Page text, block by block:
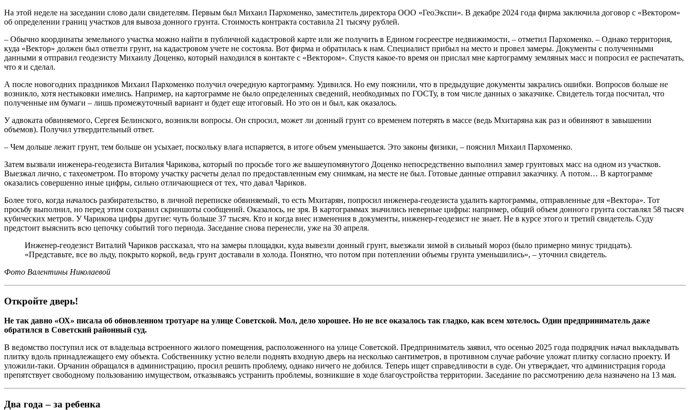
На этой неделе на заседании слово дали свидетелям. Первым был Михаил Пархоменко, заместитель директора ООО «ГеоЭкспи». В декабре 2024 года фирма заключила договор с «Вектором»
об определении границ участков для вывоза донного грунта. Стоимость контракта составила 21 тысячу рублей.
– Обычно координаты земельного участка можно найти в публичной кадастровой карте или же получить в Едином госреестре недвижимости, – отметил Пархоменко. – Однако территория,
куда «Вектор» должен был отвезти грунт, на кадастровом учете не состояла. Вот фирма и обратилась к нам. Специалист прибыл на место и провел замеры. Документы с полученными
данными я отправил геодезисту Михаилу Доценко, который находился в контакте с «Вектором». Спустя какое-то время он прислал мне картограмму земляных масс и попросил ее распечатать,
что я и сделал.
А после новогодних праздников Михаил Пархоменко получил очередную картограмму. Удивился. Но ему пояснили, что в предыдущие документы закрались ошибки. Вопросов больше не
возникло, хотя нестыковки имелись. Например, на картограмме не было определенных сведений, необходимых по ГОСТу, в том числе данных о заказчике. Свидетель тогда посчитал, что
полученные им бумаги – лишь промежуточный вариант и будет еще итоговый. Но это он и был, как оказалось.
У адвоката обвиняемого, Сергея Белинского, возникли вопросы. Он спросил, может ли донный грунт со временем потерять в массе (ведь Мхитаряна как раз и обвиняют в завышении
объемов). Получил утвердительный ответ.
– Чем дольше лежит грунт, тем больше он усыхает, поскольку влага испаряется, в итоге объем уменьшается. Это законы физики, – пояснил Михаил Пархоменко.
Затем вызвали инженера-геодезиста Виталия Чарикова, который по просьбе того же вышеупомянутого Доценко непосредственно выполнил замер грунтовых масс на одном из участков.
Выезжал лично, с тахеометром. По второму участку расчеты делал по предоставленным ему снимкам, на месте не был. Готовые данные отправил заказчику. А потом… В картограмме
оказались совершенно иные цифры, сильно отличающиеся от тех, что давал Чариков.
Более того, когда началось разбирательство, в личной переписке обвиняемый, то есть Мхитарян, попросил инженера-геодезиста удалить картограммы, отправленные для «Вектора». Тот
просьбу выполнил, но перед этим сохранил скриншоты сообщений. Оказалось, не зря. В картограммах значились неверные цифры: например, общий объем донного грунта составлял 58 тысяч
кубических метров. У Чарикова цифры другие: чуть больше 37 тысяч. Кто и когда внес изменения в документы, инженер-геодезист не знает. Не в курсе этого и третий свидетель. Суду
предстоит выяснить всю цепочку событий того периода. Заседание снова перенесли, уже на 30 апреля.
Инженер-геодезист Виталий Чариков рассказал, что на замеры площадки, куда вывезли донный грунт, выезжали зимой в сильный мороз (было примерно минус тридцать).
«Представьте, все во льду, покрыто коркой, ведь грунт доставали в холода. Понятно, что потом при потеплении объемы грунта уменьшились», – уточнил свидетель.
Фото Валентины Николаевой
Откройте дверь!
Не так давно «ОХ» писала об обновленном тротуаре на улице Советской. Мол, дело хорошее. Но не все оказалось так гладко, как всем хотелось. Один предприниматель даже
обратился в Советский районный суд.
В ведомство поступил иск от владельца встроенного жилого помещения, расположенного на улице Советской. Предприниматель заявил, что осенью 2025 года подрядчик начал выкладывать
плитку вдоль принадлежащего ему объекта. Собственнику устно велели поднять входную дверь на несколько сантиметров, в противном случае рабочие уложат плитку согласно проекту. И
уложили-таки. Орчанин обращался в администрацию, просил решить проблему, однако ничего не добился. Теперь ищет справедливости в суде. Он утверждает, что администрация города
препятствует свободному пользованию имуществом, отказываясь устранить проблемы, возникшие в ходе благоустройства территории. Заседание по рассмотрению дела назначено на 13 мая.
Два года – за ребенка